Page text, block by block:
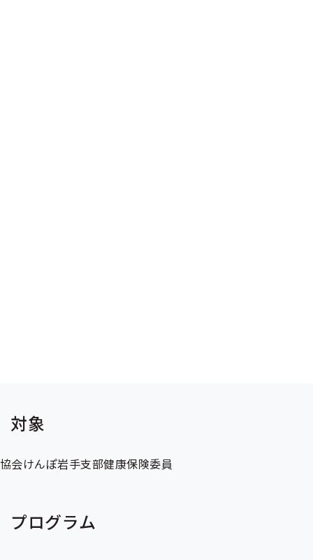
令和7年度健康保険委員
令和7年度健康保険委員オンライ
対象
協会けんぽ岩手支部健康保険委員
プログラム